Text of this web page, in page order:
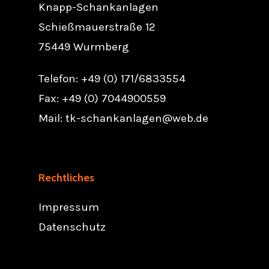
Knapp-Schankanlagen
Schießmauerstraße 12
75449 Wurmberg
Telefon: +49 (0) 171/6833554
Fax: +49 (0) 7044900559
Mail: tk-schankanlagen@web.de
Rechtliches
Impressum
Datenschutz